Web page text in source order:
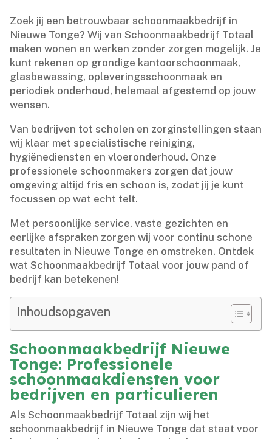
Zoek jij een betrouwbaar schoonmaakbedrijf in
Nieuwe Tonge? Wij van Schoonmaakbedrijf Totaal
maken wonen en werken zonder zorgen mogelijk.​ Je
kunt rekenen op grondige kantoorschoonmaak,
glasbewassing, opleveringsschoonmaak en
periodiek onderhoud, helemaal afgestemd op jouw
wensen.​
Van bedrijven tot scholen en zorginstellingen staan
wij klaar met specialistische reiniging,
hygiënediensten en vloeronderhoud.​ Onze
professionele schoonmakers zorgen dat jouw
omgeving altijd fris en schoon is, zodat jij je kunt
focussen op wat echt telt.​
Met persoonlijke service, vaste gezichten en
eerlijke afspraken zorgen wij voor continu schone
resultaten in Nieuwe Tonge en omstreken.​ Ontdek
wat Schoonmaakbedrijf Totaal voor jouw pand of
bedrijf kan betekenen!
Inhoudsopgaven
Schoonmaakbedrijf Nieuwe
Tonge: Professionele
schoonmaakdiensten voor
bedrijven en particulieren
Als Schoonmaakbedrijf Totaal zijn wij het
schoonmaakbedrijf in Nieuwe Tonge dat staat voor